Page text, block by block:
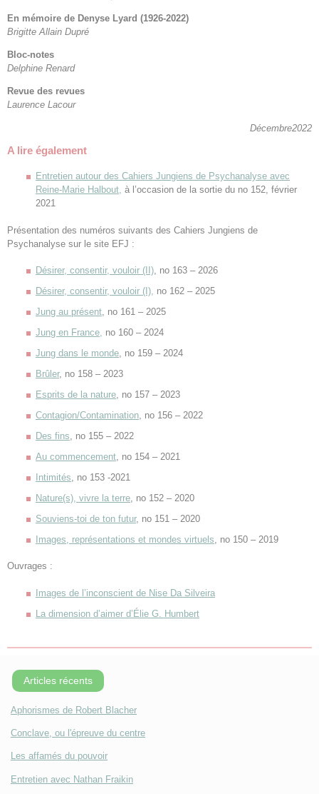
En mémoire de Denyse Lyard (1926-2022)
Brigitte Allain Dupré
Bloc-notes
Delphine Renard
Revue des revues
Laurence Lacour
Décembre2022
A lire également
Entretien autour des Cahiers Jungiens de Psychanalyse avec
Reine-Marie Halbout, à l’occasion de la sortie du no 152, février
2021
Présentation des numéros suivants des Cahiers Jungiens de
Psychanalyse sur le site EFJ :
Désirer, consentir, vouloir (II), no 163 – 2026
Désirer, consentir, vouloir (I), no 162 – 2025
Jung au présent, no 161 – 2025
Jung en France, no 160 – 2024
Jung dans le monde, no 159 – 2024
Brûler, no 158 – 2023
Esprits de la nature, no 157 – 2023
Contagion/Contamination, no 156 – 2022
Des fins, no 155 – 2022
Au commencement, no 154 – 2021
Intimités, no 153 -2021
Nature(s), vivre la terre, no 152 – 2020
Souviens-toi de ton futur, no 151 – 2020
Images, représentations et mondes virtuels, no 150 – 2019
Ouvrages :
Images de l’inconscient de Nise Da Silveira
La dimension d’aimer d’Élie G. Humbert
Articles récents
Aphorismes de Robert Blacher
Conclave, ou l'épreuve du centre
Les affamés du pouvoir
Entretien avec Nathan Fraikin